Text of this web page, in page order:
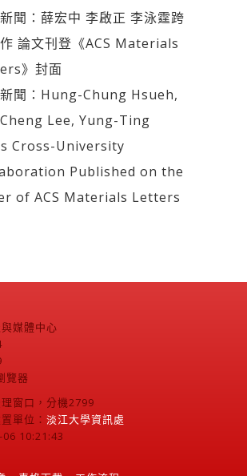
聞：薛宏中 李啟正 李泳霆跨
論文刊登《ACS Materials
》封面
聞：Hung-Chung Hsueh,
Lee, Yung-Ting
Cross-University
Published on the
of ACS Materials Letters
媒體中心
覽器
窗口，分機2799
單位： 淡江大學資訊處
10:21:43